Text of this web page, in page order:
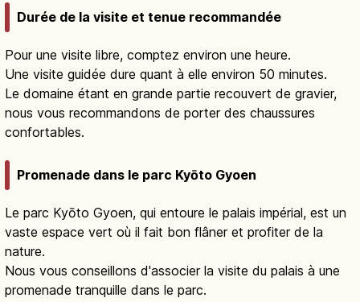
Durée de la visite et tenue recommandée
Pour une visite libre, comptez environ une heure.
Une visite guidée dure quant à elle environ 50 minutes.
Le domaine étant en grande partie recouvert de gravier,
nous vous recommandons de porter des chaussures
confortables.
Promenade dans le parc Kyōto Gyoen
Le parc Kyōto Gyoen, qui entoure le palais impérial, est un
vaste espace vert où il fait bon flâner et profiter de la
nature.
Nous vous conseillons d'associer la visite du palais à une
promenade tranquille dans le parc.